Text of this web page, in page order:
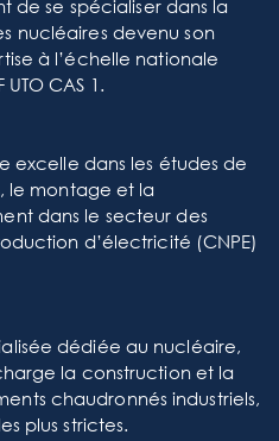
de se spécialiser dans la
nucléaires devenu son
à l’échelle nationale
CAS 1.
excelle dans les études de
le montage et la
dans le secteur des
d’électricité (CNPE)
dédiée au nucléaire,
la construction et la
chaudronnés industriels,
plus strictes.